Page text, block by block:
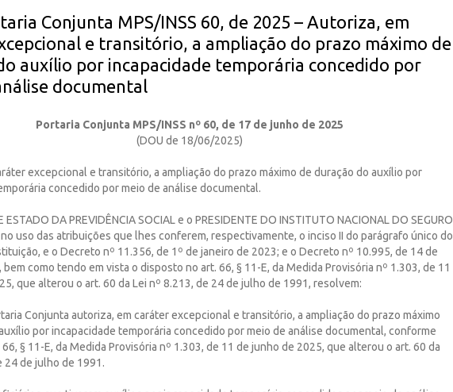
Conjunta MPS/INSS 60, de 2025 – Autoriza, em
e transitório, a ampliação do prazo máximo de
auxílio por incapacidade temporária concedido por
documental
Portaria Conjunta MPS/INSS nº 60, de 17 de junho de 2025
(DOU de 18/06/2025)
excepcional e transitório, a ampliação do prazo máximo de duração do auxílio por
concedido por meio de análise documental.
ESTADO DA PREVIDÊNCIA SOCIAL e o PRESIDENTE DO INSTITUTO NACIONAL DO SEGURO
no uso das atribuições que lhes conferem, respectivamente, o inciso II do parágrafo único do
e o Decreto nº 11.356, de 1º de janeiro de 2023; e o Decreto nº 10.995, de 14 de
bem como tendo em vista o disposto no art. 66, § 11-E, da Medida Provisória nº 1.303, de 11
que alterou o art. 60 da Lei nº 8.213, de 24 de julho de 1991, resolvem:
Conjunta autoriza, em caráter excepcional e transitório, a ampliação do prazo máximo
por incapacidade temporária concedido por meio de análise documental, conforme
§ 11-E, da Medida Provisória nº 1.303, de 11 de junho de 2025, que alterou o art. 60 da
24 de julho de 1991.